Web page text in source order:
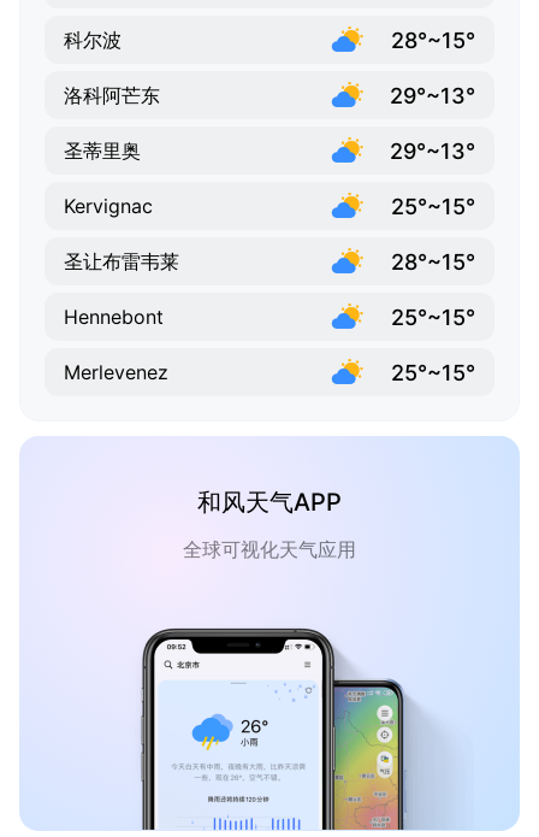
科尔波 28°~15°
洛科阿芒东 29°~13°
圣蒂里奥 29°~13°
Kervignac 25°~15°
圣让布雷韦莱 28°~15°
Hennebont 25°~15°
Merlevenez 25°~15°
和风天气APP
全球可视化天气应用